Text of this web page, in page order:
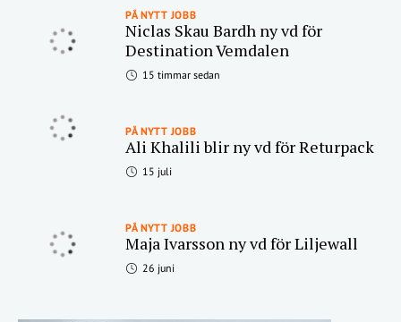
PÅ NYTT JOBB
Niclas Skau Bardh ny vd för
Destination Vemdalen
15 timmar sedan
PÅ NYTT JOBB
Ali Khalili blir ny vd för Returpack
15 juli
PÅ NYTT JOBB
Maja Ivarsson ny vd för Liljewall
26 juni